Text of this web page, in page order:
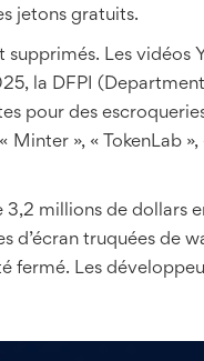
jetons gratuits.
Les vidéos
la DFPI
pour des
», « TokenLab
3,2 millions de dollars
d’écran truquées de
fermé. Les